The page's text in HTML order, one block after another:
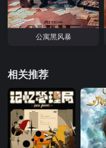
公寓黑风暴
相关推荐